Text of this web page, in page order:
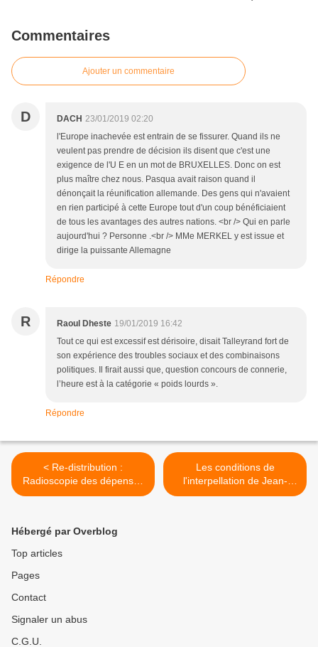
Commentaires
Ajouter un commentaire
D DACH 23/01/2019 02:20
l'Europe inachevée est entrain de se fissurer. Quand ils ne
veulent pas prendre de décision ils disent que c'est une
exigence de l'U E en un mot de BRUXELLES. Donc on est
plus maître chez nous. Pasqua avait raison quand il
dénonçait la réunification allemande. Des gens qui n'avaient
en rien participé à cette Europe tout d'un coup bénéficiaient
de tous les avantages des autres nations. <br /> Qui en parle
aujourd'hui ? Personne .<br /> MMe MERKEL y est issue et
dirige la puissante Allemagne
Répondre
R Raoul Dheste 19/01/2019 16:42
Tout ce qui est excessif est dérisoire, disait Talleyrand fort de
son expérience des troubles sociaux et des combinaisons
politiques. Il firait aussi que, question concours de connerie,
l’heure est à la catégorie « poids lourds ».
Répondre
< Re-distribution :
Radioscopie des dépenses
de la France : ces nouvelles
apparente de l'État-
Les conditions de
l'interpellation de Jean-
Marie Nomertin Secrétaire
Hébergé par Overblog
Top articles
Pages
Contact
Signaler un abus
C.G.U.